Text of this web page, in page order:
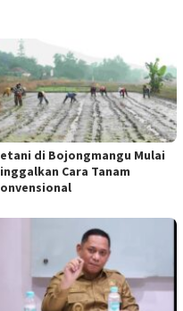
di Bojongmangu Mulai
Cara Tanam